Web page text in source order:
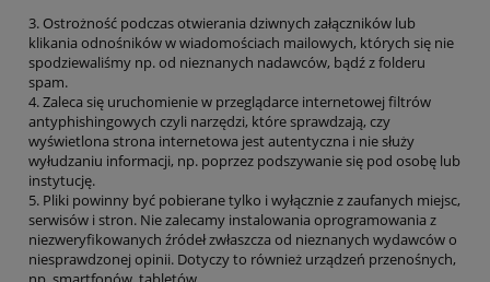
3. Ostrożność podczas otwierania dziwnych załączników lub
klikania odnośników w wiadomościach mailowych, których się nie
spodziewaliśmy np. od nieznanych nadawców, bądź z folderu
spam.
4. Zaleca się uruchomienie w przeglądarce internetowej filtrów
antyphishingowych czyli narzędzi, które sprawdzają, czy
wyświetlona strona internetowa jest autentyczna i nie służy
wyłudzaniu informacji, np. poprzez podszywanie się pod osobę lub
instytucję.
5. Pliki powinny być pobierane tylko i wyłącznie z zaufanych miejsc,
serwisów i stron. Nie zalecamy instalowania oprogramowania z
niezweryfikowanych źródeł zwłaszcza od nieznanych wydawców o
niesprawdzonej opinii. Dotyczy to również urządzeń przenośnych,